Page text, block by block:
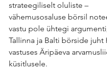
strateegiliselt oluliste –
vähemusosaluse börsil
vastu pole ühtegi
Tallinna ja Balti börside juht
vastuses Äripäeva
küsitlusele.